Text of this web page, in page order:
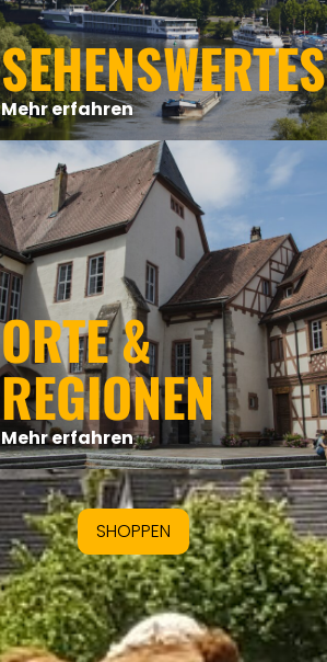
SEHENSWERTES
Mehr erfahren
ORTE &
REGIONEN
Mehr erfahren
SHOPPEN